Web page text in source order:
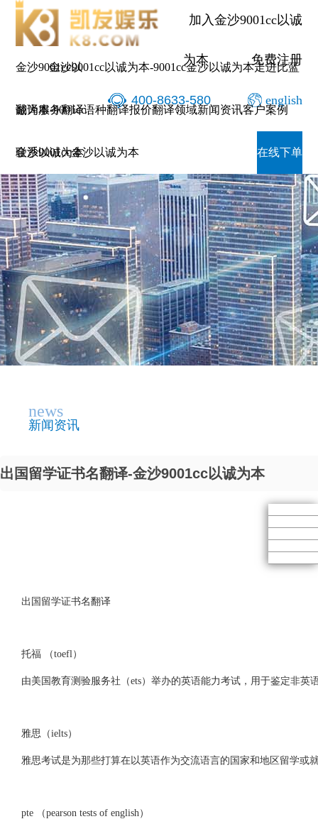
加入金沙9001cc以诚
为本 免费注册
400-8633-580 english
金沙9001cc以
诚为本-9001cc
金沙以诚为本
金沙9001cc以诚为本-9001cc金沙以诚为本走进比蓝
翻译服务翻译语种翻译报价翻译领域新闻资讯客户案例
联系9001cc金沙以诚为本 在线下单
news
新闻资讯
出国留学证书名翻译-金沙9001cc以诚为本
出国留学证书名翻译
托福 （toefl）
由美国教育测验服务社（ets）举办的英语能力考试，用于鉴定非英
雅思（ielts）
雅思考试是为那些打算在以英语作为交流语言的国家和地区留学或
pte （pearson tests of english）